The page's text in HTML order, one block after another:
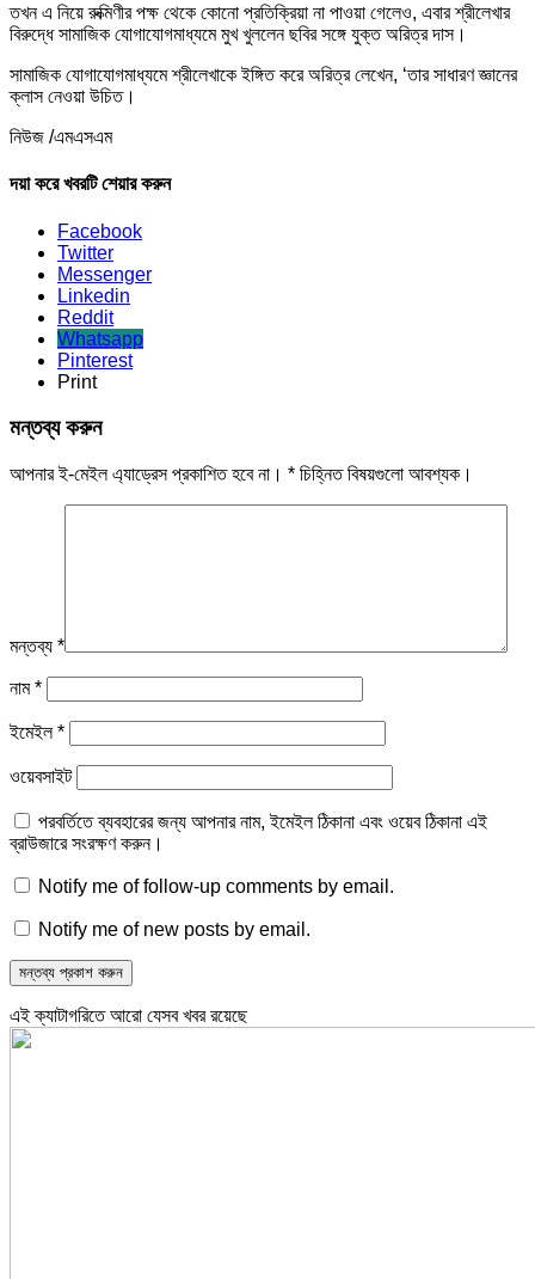
তখন এ নিয়ে রুক্মিণীর পক্ষ থেকে কোনো প্রতিক্রিয়া না পাওয়া গেলেও, এবার শ্রীলেখার
বিরুদ্ধে সামাজিক যোগাযোগমাধ্যমে মুখ খুললেন ছবির সঙ্গে যুক্ত অরিত্র দাস।
সামাজিক যোগাযোগমাধ্যমে শ্রীলেখাকে ইঙ্গিত করে অরিত্র লেখেন, ‘তার সাধারণ জ্ঞানের
ক্লাস নেওয়া উচিত।
নিউজ /এমএসএম
দয়া করে খবরটি শেয়ার করুন
Facebook
Twitter
Messenger
Linkedin
Reddit
Whatsapp
Pinterest
Print
মন্তব্য করুন
আপনার ই-মেইল এ্যাড্রেস প্রকাশিত হবে না। * চিহ্নিত বিষয়গুলো আবশ্যক।
মন্তব্য *
নাম*
ইমেইল*
ওয়েবসাইট
পরবর্তিতে ব্যবহারের জন্য আপনার নাম, ইমেইল ঠিকানা এবং ওয়েব ঠিকানা এই
ব্রাউজারে সংরক্ষণ করুন।
Notify me of follow-up comments by email.
Notify me of new posts by email.
এই ক্যাটাগরিতে আরো যেসব খবর রয়েছে